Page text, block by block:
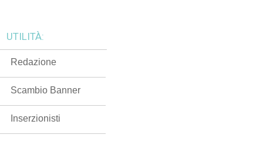
UTILITÀ:
Redazione
Scambio Banner
Inserzionisti